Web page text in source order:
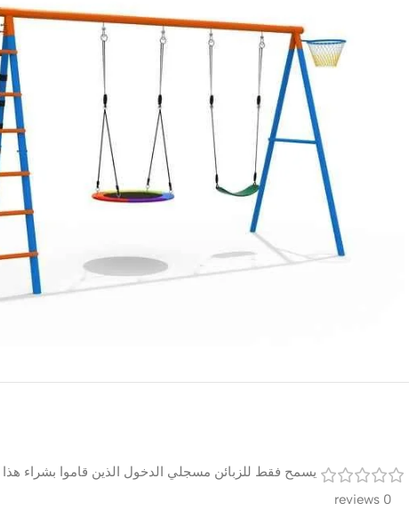
0 reviews
يسمح فقط للزبائن مسجلي الدخول الذين قاموا بشراء هذا